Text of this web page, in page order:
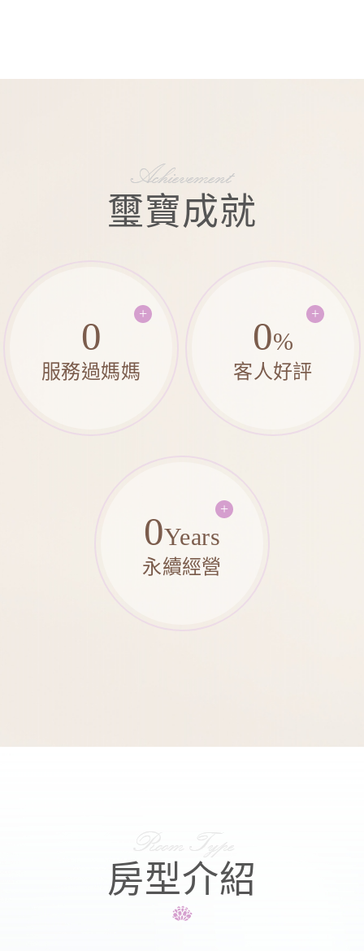
璽寶成就
0
服務過媽媽
0%
客人好評
0Years
永續經營
房型介紹